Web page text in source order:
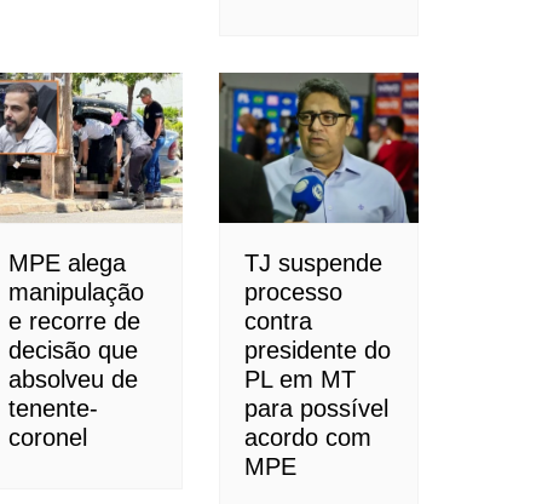
MPE alega
manipulação
e recorre de
decisão que
absolveu de
tenente-
coronel
TJ suspende
processo
contra
presidente do
PL em MT
para possível
acordo com
MPE